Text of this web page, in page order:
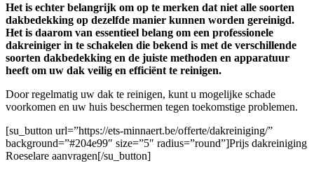
Het is echter belangrijk om op te merken dat niet alle soorten
dakbedekking op dezelfde manier kunnen worden gereinigd.
Het is daarom van essentieel belang om een professionele
dakreiniger in te schakelen die bekend is met de verschillende
soorten dakbedekking en de juiste methoden en apparatuur
heeft om uw dak veilig en efficiënt te reinigen.
Door regelmatig uw dak te reinigen, kunt u mogelijke schade
voorkomen en uw huis beschermen tegen toekomstige problemen.
[su_button url=”https://ets-minnaert.be/offerte/dakreiniging/”
background=”#204e99″ size=”5″ radius=”round”]Prijs dakreiniging
Roeselare aanvragen[/su_button]